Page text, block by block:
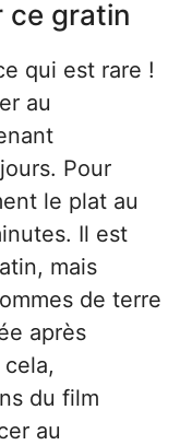
ce gratin
qui est rare !
au
Pour
le plat au
Il est
mais
de terre
après
du film
au